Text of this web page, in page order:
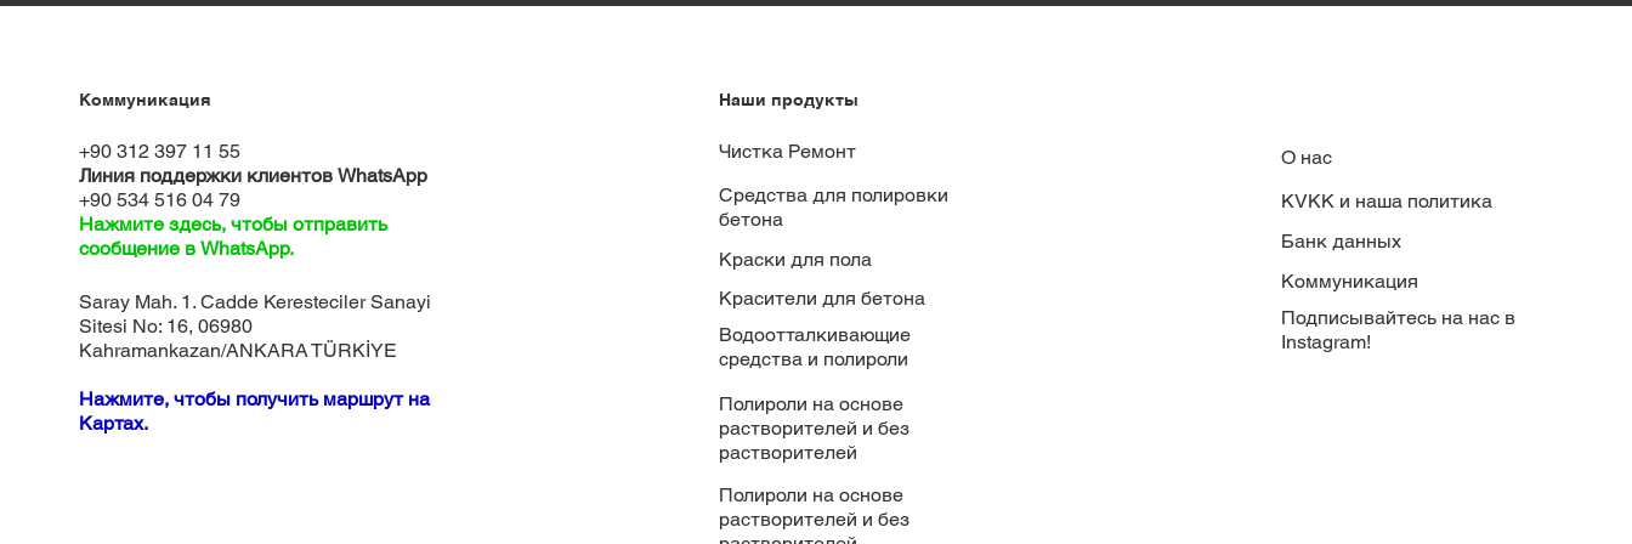
Коммуникация
+90 312 397 11 55
Линия поддержки клиентов WhatsApp
+90 534 516 04 79
Нажмите здесь, чтобы отправить
сообщение в WhatsApp.
Saray Mah. 1. Cadde Keresteciler Sanayi
Sitesi No: 16, 06980
Kahramankazan/ANKARA TÜRKİYE
Нажмите, чтобы получить маршрут на
Картах.
Наши продукты
Чистка Ремонт
Средства для полировки
бетона
Краски для пола
Красители для бетона
Водоотталкивающие
средства и полироли
Полироли на основе
растворителей и без
растворителей
Полироли на основе
растворителей и без
О нас
KVKK и наша политика
Банк данных
Коммуникация
Подписывайтесь на нас в
Instagram!